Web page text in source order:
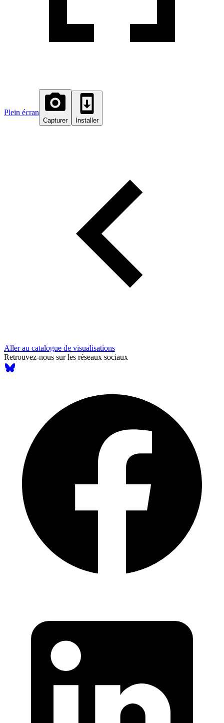
Plein écran
Capturer Installer
Aller au catalogue de visualisations
Retrouvez-nous sur les réseaux sociaux